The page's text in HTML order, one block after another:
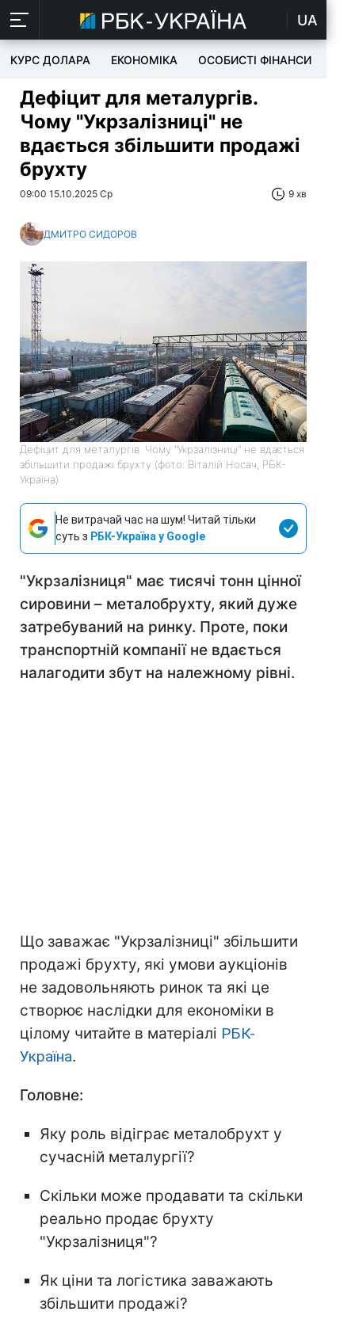
UA
КУРС ДОЛАРА ЕКОНОМІКА ОСОБИСТІ ФІНАНСИ
Дефіцит для металургів.
Чому "Укрзалізниці" не
вдається збільшити продажі
брухту
09:00 15.10.2025 Ср 9 хв
ДМИТРО СИДОРОВ
Дефіцит для металургів. Чому "Укрзалізниці" не вдається
збільшити продажі брухту (фото: Віталій Носач, РБК-
Україна)
Не витрачай час на шум! Читай тільки
суть з РБК-Україна у Google
"Укрзалізниця" має тисячі тонн цінної
сировини – металобрухту, який дуже
затребуваний на ринку. Проте, поки
транспортній компанії не вдається
налагодити збут на належному рівні.
Що заважає "Укрзалізниці" збільшити
продажі брухту, які умови аукціонів
не задовольняють ринок та які це
створює наслідки для економіки в
цілому читайте в матеріалі РБК-
Україна.
Головне:
Яку роль відіграє металобрухт у
сучасній металургії?
Скільки може продавати та скільки
реально продає брухту
"Укрзалізниця"?
Як ціни та логістика заважають
збільшити продажі?